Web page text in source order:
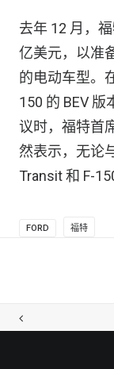
去年 12 月，
亿美元，以准
的电动车型。
150 的 BEV
议时，福特首
然表示，无论
Transit 和 F-
FORD 福特